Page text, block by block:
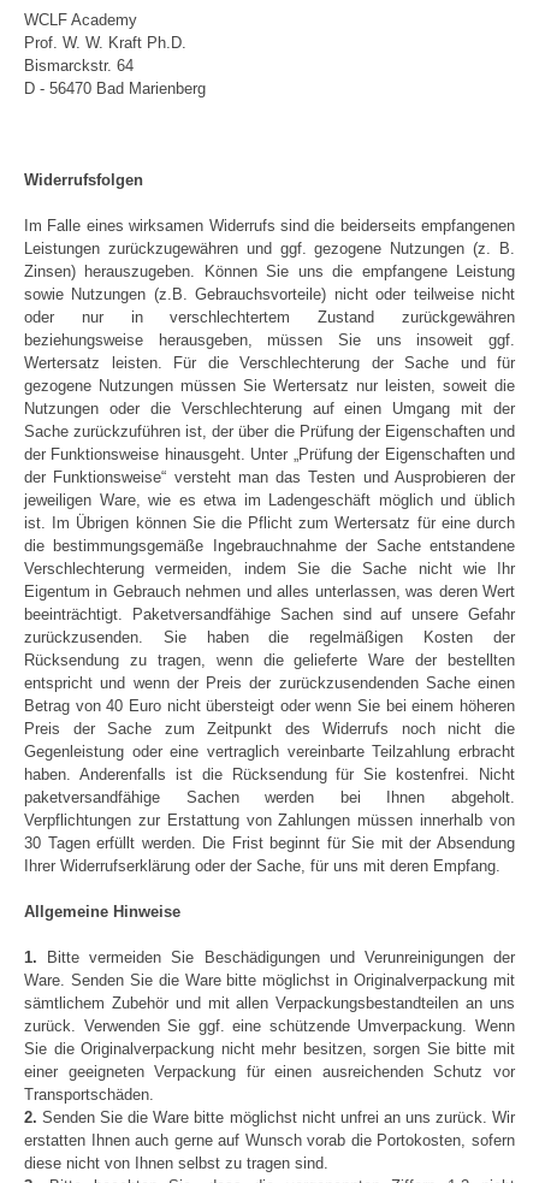
WCLF Academy
Prof. W. W. Kraft Ph.D.
Bismarckstr. 64
D - 56470 Bad Marienberg
Widerrufsfolgen
Im Falle eines wirksamen Widerrufs sind die beiderseits empfangenen
Leistungen zurückzugewähren und ggf. gezogene Nutzungen (z. B.
Zinsen) herauszugeben. Können Sie uns die empfangene Leistung
sowie Nutzungen (z.B. Gebrauchsvorteile) nicht oder teilweise nicht
oder nur in verschlechtertem Zustand zurückgewähren
beziehungsweise herausgeben, müssen Sie uns insoweit ggf.
Wertersatz leisten. Für die Verschlechterung der Sache und für
gezogene Nutzungen müssen Sie Wertersatz nur leisten, soweit die
Nutzungen oder die Verschlechterung auf einen Umgang mit der
Sache zurückzuführen ist, der über die Prüfung der Eigenschaften und
der Funktionsweise hinausgeht. Unter „Prüfung der Eigenschaften und
der Funktionsweise“ versteht man das Testen und Ausprobieren der
jeweiligen Ware, wie es etwa im Ladengeschäft möglich und üblich
ist. Im Übrigen können Sie die Pflicht zum Wertersatz für eine durch
die bestimmungsgemäße Ingebrauchnahme der Sache entstandene
Verschlechterung vermeiden, indem Sie die Sache nicht wie Ihr
Eigentum in Gebrauch nehmen und alles unterlassen, was deren Wert
beeinträchtigt. Paketversandfähige Sachen sind auf unsere Gefahr
zurückzusenden. Sie haben die regelmäßigen Kosten der
Rücksendung zu tragen, wenn die gelieferte Ware der bestellten
entspricht und wenn der Preis der zurückzusendenden Sache einen
Betrag von 40 Euro nicht übersteigt oder wenn Sie bei einem höheren
Preis der Sache zum Zeitpunkt des Widerrufs noch nicht die
Gegenleistung oder eine vertraglich vereinbarte Teilzahlung erbracht
haben. Anderenfalls ist die Rücksendung für Sie kostenfrei. Nicht
paketversandfähige Sachen werden bei Ihnen abgeholt.
Verpflichtungen zur Erstattung von Zahlungen müssen innerhalb von
30 Tagen erfüllt werden. Die Frist beginnt für Sie mit der Absendung
Ihrer Widerrufserklärung oder der Sache, für uns mit deren Empfang.
Allgemeine Hinweise
1.
Bitte vermeiden Sie Beschädigungen und Verunreinigungen der
Ware. Senden Sie die Ware bitte möglichst in Originalverpackung mit
sämtlichem Zubehör und mit allen Verpackungsbestandteilen an uns
zurück. Verwenden Sie ggf. eine schützende Umverpackung. Wenn
Sie die Originalverpackung nicht mehr besitzen, sorgen Sie bitte mit
einer geeigneten Verpackung für einen ausreichenden Schutz vor
Transportschäden.
2.Senden Sie die Ware bitte möglichst nicht unfrei an uns zurück. Wir
erstatten Ihnen auch gerne auf Wunsch vorab die Portokosten, sofern
diese nicht von Ihnen selbst zu tragen sind.